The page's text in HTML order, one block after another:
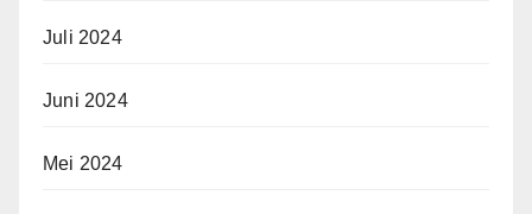
Juli 2024
Juni 2024
Mei 2024